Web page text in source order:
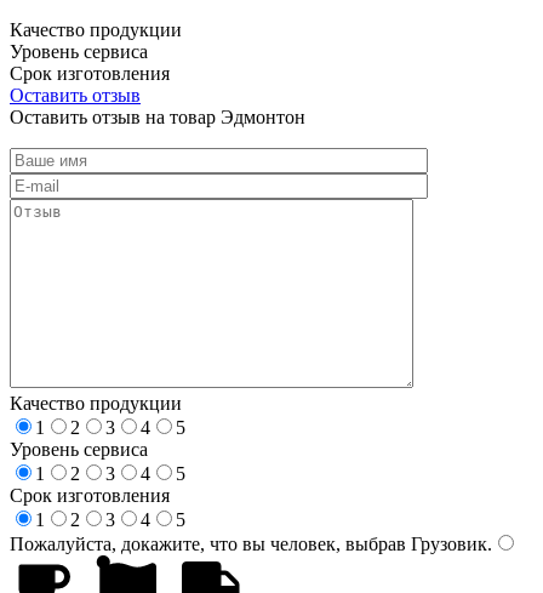
Качество продукции
Уровень сервиса
Срок изготовления
Оставить отзыв
Оставить отзыв на товар Эдмонтон
Качество продукции
1
2 3 4
5
Уровень сервиса
1
2 3 4
5
Срок изготовления
1
2 3 4
5
Пожалуйста, докажите, что вы человек, выбрав Грузовик.